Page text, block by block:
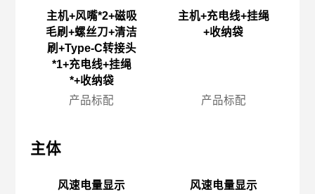
主机+风嘴*2+磁吸
毛刷+螺丝刀+清洁
刷+Type-C转接头
*1+充电线+挂绳
*+收纳袋
产品标配
主体
风速电量显示
主机+充电线+挂绳
+收纳袋
产品标配
风速电量显示